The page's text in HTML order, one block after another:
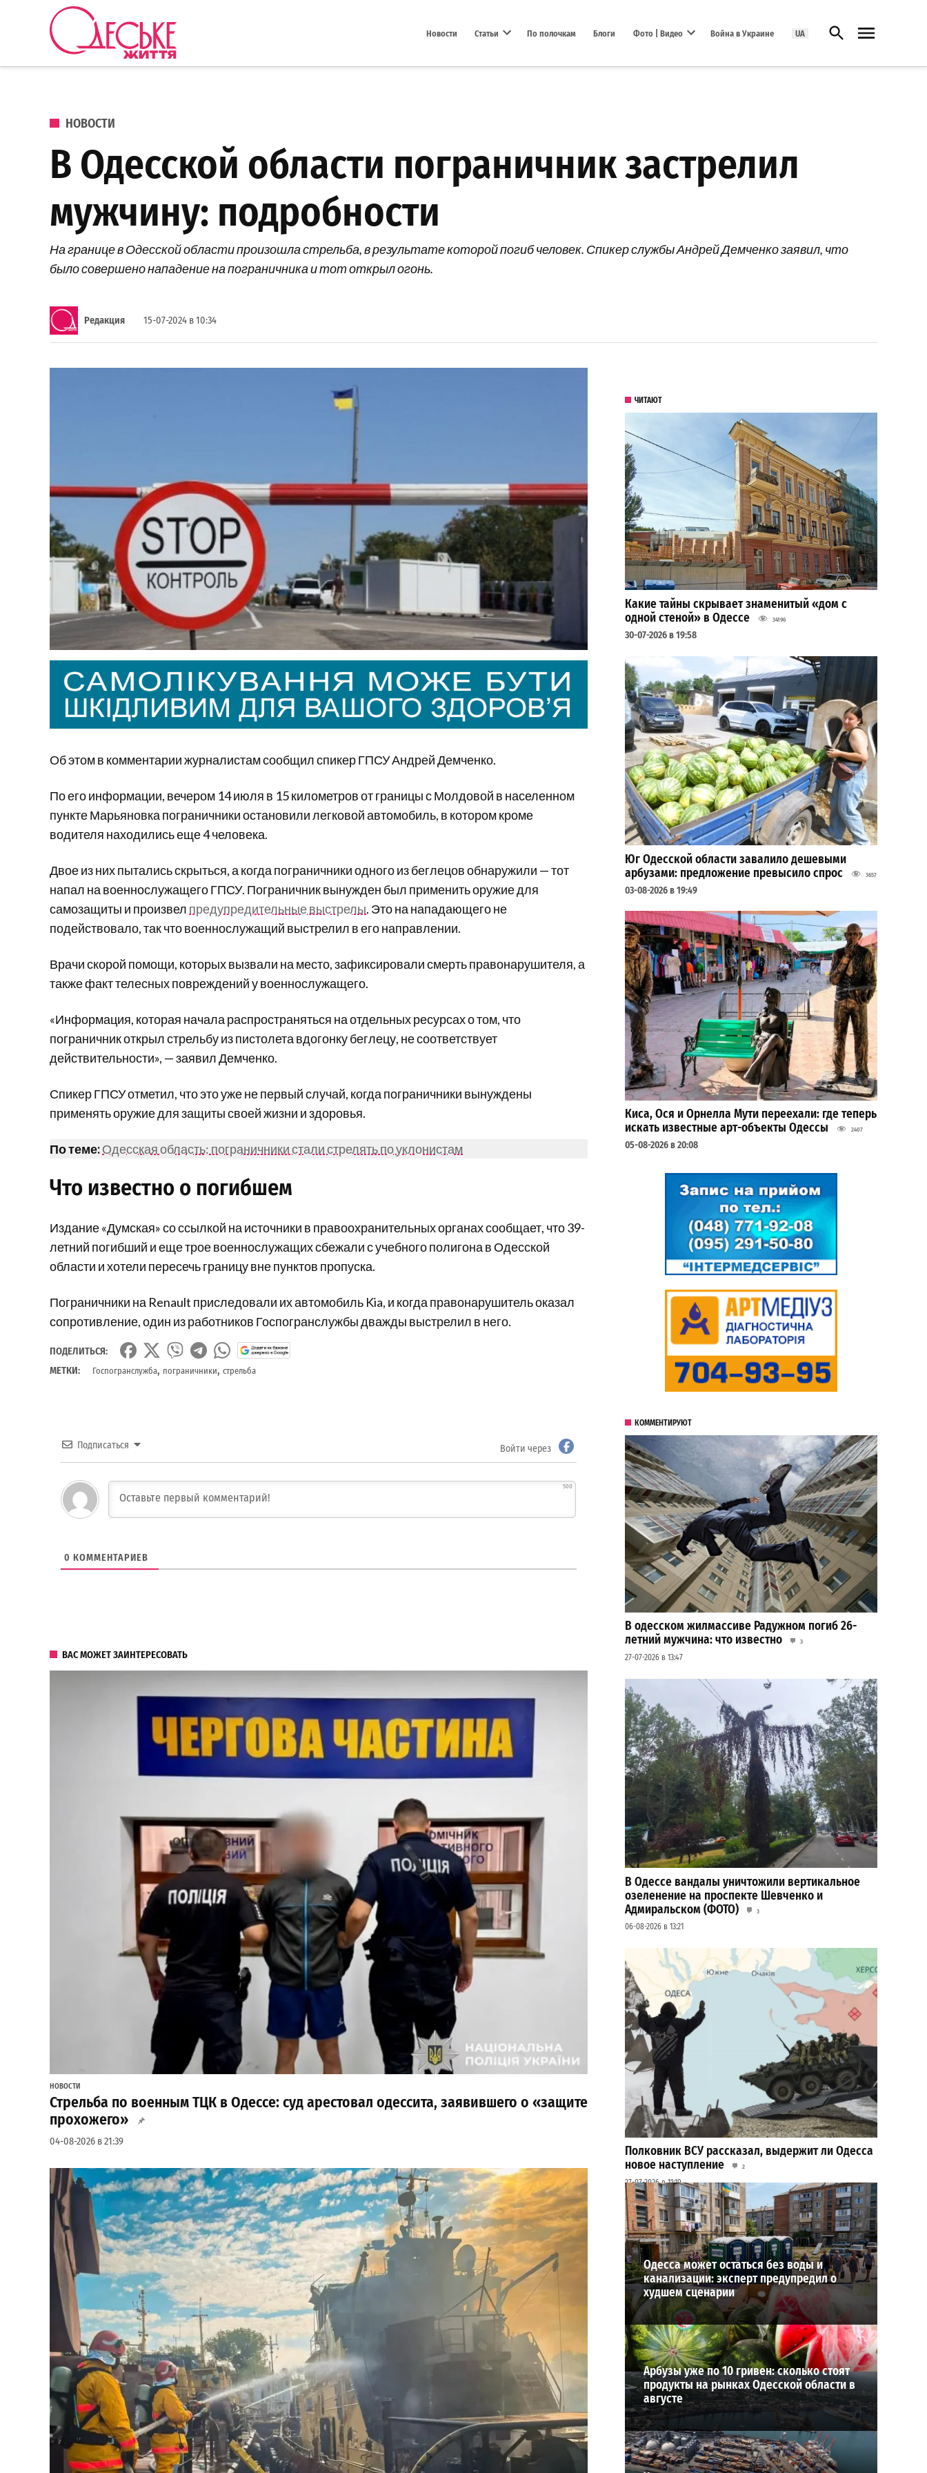
Перейти к содержанию
Новости Статьи По полочкам Блоги Фото | Видео Война в Украине UA Открыть поиск
ОПУБЛИКОВАНО В
НОВОСТИ
В Одесской области пограничник застрелил
мужчину: подробности
На границе в Одесской области произошла стрельба, в результате которой погиб человек. Спикер службы Андрей Демченко заявил, что
было совершено нападение на пограничника и тот открыл огонь.
Редакция 15-07-2024 в 10:34
Об этом в комментарии журналистам сообщил спикер ГПСУ Андрей Демченко.
По его информации, вечером 14 июля в 15 километров от границы с Молдовой в населенном
пункте Марьяновка пограничники остановили легковой автомобиль, в котором кроме
водителя находились еще 4 человека.
Двое из них пытались скрыться, а когда пограничники одного из беглецов обнаружили — тот
напал на военнослужащего ГПСУ. Пограничник вынужден был применить оружие для
самозащиты и произвел предупредительные выстрелы. Это на нападающего не
подействовало, так что военнослужащий выстрелил в его направлении.
Врачи скорой помощи, которых вызвали на место, зафиксировали смерть правонарушителя, а
также факт телесных повреждений у военнослужащего.
«Информация, которая начала распространяться на отдельных ресурсах о том, что
пограничник открыл стрельбу из пистолета вдогонку беглецу, не соответствует
действительности», — заявил Демченко.
Спикер ГПСУ отметил, что это уже не первый случай, когда пограничники вынуждены
применять оружие для защиты своей жизни и здоровья.
По теме:Одесская область: пограничники стали стрелять по уклонистам
Что известно о погибшем
Издание «Думская» со ссылкой на источники в правоохранительных органах сообщает, что 39-
летний погибший и еще трое военнослужащих сбежали с учебного полигона в Одесской
области и хотели пересечь границу вне пунктов пропуска.
Пограничники на Renault приследовали их автомобиль Kia, и когда правонарушитель оказал
сопротивление, один из работников Госпогранслужбы дважды выстрелил в него.
ПОДЕЛИТЬСЯ:
МЕТКИ:
Госпогранслужба, пограничники, стрельба
Подписаться Войти через
500
0 КОММЕНТАРИЕВ
ВАС МОЖЕТ ЗАИНТЕРЕСОВАТЬ
НОВОСТИ
Стрельба по военным ТЦК в Одессе: суд арестовал одессита, заявившего о «защите
прохожего»
04-08-2026 в 21:39
ЧИТАЮТ
Какие тайны скрывает знаменитый «дом с
одной стеной» в Одессе
34196
30-07-2026 в 19:58
Юг Одесской области завалило дешевыми
арбузами: предложение превысило спрос
3657
03-08-2026 в 19:49
Киса, Ося и Орнелла Мути переехали: где теперь
искать известные арт-объекты Одессы
2407
05-08-2026 в 20:08
КОММЕНТИРУЮТ
В одесском жилмассиве Радужном погиб 26-
летний мужчина: что известно
3
27-07-2026 в 13:47
В Одессе вандалы уничтожили вертикальное
озеленение на проспекте Шевченко и
Адмиральском (ФОТО)
3
06-08-2026 в 13:21
Полковник ВСУ рассказал, выдержит ли Одесса
новое наступление
2
27-07-2026 в 11:19
ВИБОР РЕДАКЦИИ
Одесса может остаться без воды и
канализации: эксперт предупредил о
худшем сценарии
Арбузы уже по 10 гривен: сколько стоят
продукты на рынках Одесской области в
августе